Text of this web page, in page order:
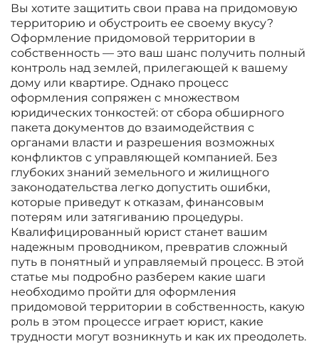
Вы хотите защитить свои права на придомовую
территорию и обустроить ее своему вкусу?
Оформление придомовой территории в
собственность — это ваш шанс получить полный
контроль над землей, прилегающей к вашему
дому или квартире. Однако процесс
оформления сопряжен с множеством
юридических тонкостей: от сбора обширного
пакета документов до взаимодействия с
органами власти и разрешения возможных
конфликтов с управляющей компанией. Без
глубоких знаний земельного и жилищного
законодательства легко допустить ошибки,
которые приведут к отказам, финансовым
потерям или затягиванию процедуры.
Квалифицированный юрист станет вашим
надежным проводником, превратив сложный
путь в понятный и управляемый процесс. В этой
статье мы подробно разберем какие шаги
необходимо пройти для оформления
придомовой территории в собственность, какую
роль в этом процессе играет юрист, какие
трудности могут возникнуть и как их преодолеть.